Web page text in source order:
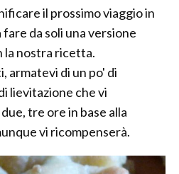
il prossimo viaggio in
da soli una versione
la nostra ricetta.
armatevi di un po' di
lievitazione che vi
tre ore in base alla
vi ricompenserà.